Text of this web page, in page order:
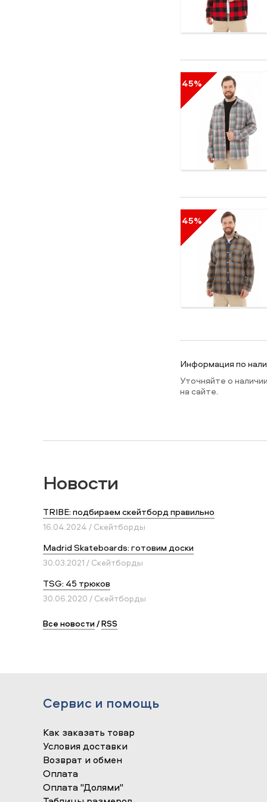
45%
45%
Информация по
Уточняйте о
на сайте.
Новости
TRIBE: подбираем скейтборд правильно
16.04.2024 / Скейтборды
Madrid Skateboards: готовим доски
30.03.2021 / Скейтборды
TSG: 45 трюков
30.06.2020 / Скейтборды
Все новости/RSS
Сервис и помощь
Как заказать товар
Условия доставки
Возврат и обмен
Оплата
Оплата "Долями"